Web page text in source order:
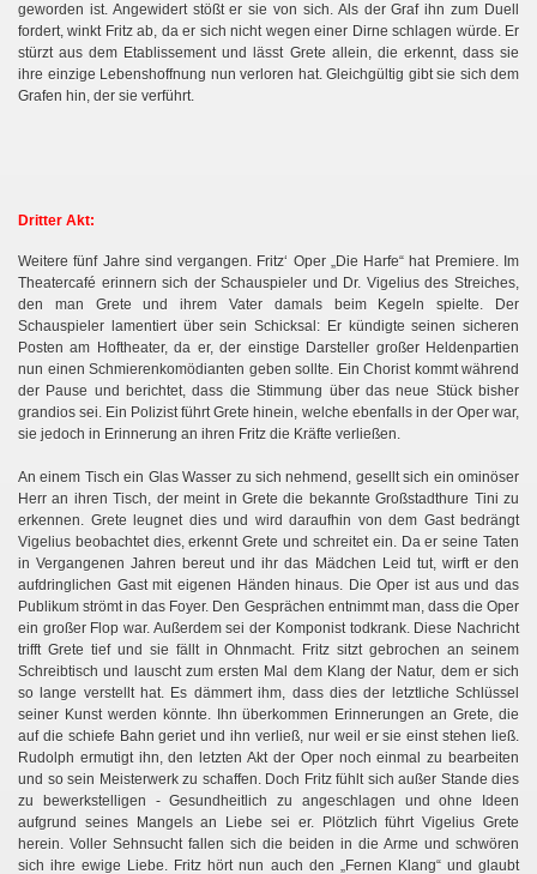
geworden ist. Angewidert stößt er sie von sich. Als der Graf ihn zum Duell
fordert, winkt Fritz ab, da er sich nicht wegen einer Dirne schlagen würde. Er
stürzt aus dem Etablissement und lässt Grete allein, die erkennt, dass sie
ihre einzige Lebenshoffnung nun verloren hat. Gleichgültig gibt sie sich dem
Grafen hin, der sie verführt.
Dritter Akt:
Weitere fünf Jahre sind vergangen. Fritz‘ Oper „Die Harfe“ hat Premiere. Im
Theatercafé erinnern sich der Schauspieler und Dr. Vigelius des Streiches,
den man Grete und ihrem Vater damals beim Kegeln spielte. Der
Schauspieler lamentiert über sein Schicksal: Er kündigte seinen sicheren
Posten am Hoftheater, da er, der einstige Darsteller großer Heldenpartien
nun einen Schmierenkomödianten geben sollte. Ein Chorist kommt während
der Pause und berichtet, dass die Stimmung über das neue Stück bisher
grandios sei. Ein Polizist führt Grete hinein, welche ebenfalls in der Oper war,
sie jedoch in Erinnerung an ihren Fritz die Kräfte verließen.
An einem Tisch ein Glas Wasser zu sich nehmend, gesellt sich ein ominöser
Herr an ihren Tisch, der meint in Grete die bekannte Großstadthure Tini zu
erkennen. Grete leugnet dies und wird daraufhin von dem Gast bedrängt
Vigelius beobachtet dies, erkennt Grete und schreitet ein. Da er seine Taten
in Vergangenen Jahren bereut und ihr das Mädchen Leid tut, wirft er den
aufdringlichen Gast mit eigenen Händen hinaus. Die Oper ist aus und das
Publikum strömt in das Foyer. Den Gesprächen entnimmt man, dass die Oper
ein großer Flop war. Außerdem sei der Komponist todkrank. Diese Nachricht
trifft Grete tief und sie fällt in Ohnmacht. Fritz sitzt gebrochen an seinem
Schreibtisch und lauscht zum ersten Mal dem Klang der Natur, dem er sich
so lange verstellt hat. Es dämmert ihm, dass dies der letztliche Schlüssel
seiner Kunst werden könnte. Ihn überkommen Erinnerungen an Grete, die
auf die schiefe Bahn geriet und ihn verließ, nur weil er sie einst stehen ließ.
Rudolph ermutigt ihn, den letzten Akt der Oper noch einmal zu bearbeiten
und so sein Meisterwerk zu schaffen. Doch Fritz fühlt sich außer Stande dies
zu bewerkstelligen - Gesundheitlich zu angeschlagen und ohne Ideen
aufgrund seines Mangels an Liebe sei er. Plötzlich führt Vigelius Grete
herein. Voller Sehnsucht fallen sich die beiden in die Arme und schwören
sich ihre ewige Liebe. Fritz hört nun auch den „Fernen Klang“ und glaubt